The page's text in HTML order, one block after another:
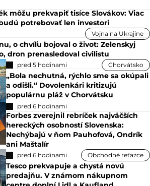
môžu prekvapiť tisíce Slovákov: Viac
potrebovať len investori
Vojna na Ukrajine
o chvíľu bojoval o život: Zelenskyj
dron prenasledoval civilistu
pred 5 hodinami Chorvátsko
„Bola nechutná, rýchlo sme sa okúpali
a odišli.“ Dovolenkári kritizujú
populárnu pláž v Chorvátsku
pred 6 hodinami
Forbes zverejnil rebríček najväčších
hereckých osobností Slovenska:
Nechýbajú v ňom Pauhofová, Ondrík
ani Maštalír
pred 6 hodinami Obchodné reťazce
Tesco prekvapuje a chystá novú
predajňu. V známom nákupnom